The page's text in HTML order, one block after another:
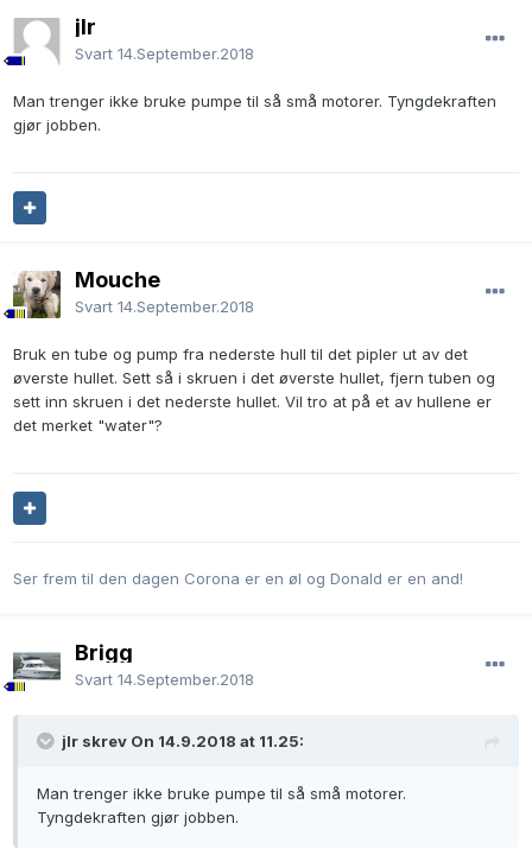
jlr
Svart 14.September.2018
Man trenger ikke bruke pumpe til så små motorer. Tyngdekraften
gjør jobben.
Mouche
Svart 14.September.2018
Bruk en tube og pump fra nederste hull til det pipler ut av det
øverste hullet. Sett så i skruen i det øverste hullet, fjern tuben og
sett inn skruen i det nederste hullet. Vil tro at på et av hullene er
det merket "water"?
Ser frem til den dagen Corona er en øl og Donald er en and!
Brigg
Svart 14.September.2018
jlr skrev On 14.9.2018 at 11.25:
Man trenger ikke bruke pumpe til så små motorer.
Tyngdekraften gjør jobben.